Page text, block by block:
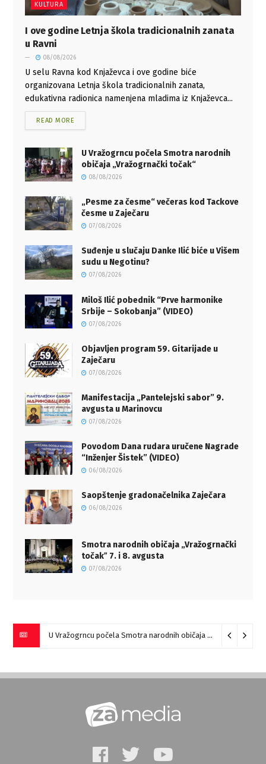
KULTURA
I ove godine Letnja škola tradicionalnih zanata
u Ravni
08/08/2026
U selu Ravna kod Knjaževca i ove godine biće
organizovana Letnja škola tradicionalnih zanata,
edukativna radionica namenjena mladima iz Knjaževca...
READ MORE
U Vražogrncu počela Smotra narodnih
običaja „Vražogrnački točak“
08/08/2026
„Pesme za česme“ večeras kod Tackove
česme u Zaječaru
07/08/2026
Suđenje u slučaju Danke Ilić biće u Višem
sudu u Negotinu?
07/08/2026
Miloš Ilić pobednik “Prve harmonike
Srbije – Sokobanja” (VIDEO)
07/08/2026
Objavljen program 59. Gitarijade u
Zaječaru
07/08/2026
Manifestacija „Pantelejski sabor” 9.
avgusta u Marinovcu
07/08/2026
Povodom Dana rudara uručene Nagrade
“Inženjer Šistek” (VIDEO)
06/08/2026
Saopštenje gradonačelnika Zaječara
06/08/2026
Smotra narodnih običaja „Vražogrnački
točakˮ 7. i 8. avgusta
07/08/2026
U Vražogrncu počela Smotra narodnih običaja „Vražogrnački točak“